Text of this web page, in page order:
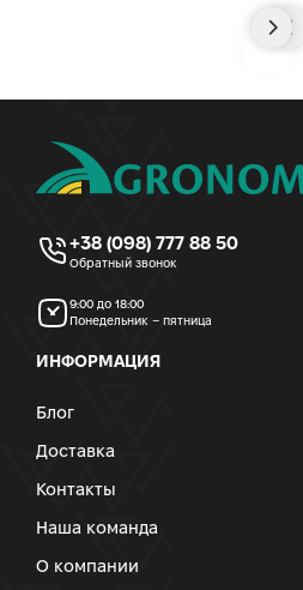
+38 (098) 777 88 50
Обратный звонок
9:00 до 18:00
Понедельник – пятница
ИНФОРМАЦИЯ
Блог
Доставка
Контакты
Наша команда
О компании